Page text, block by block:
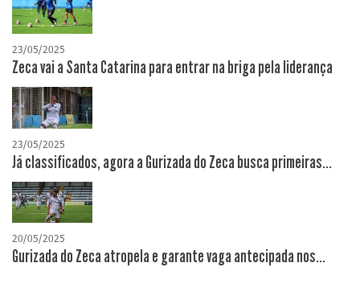
23/05/2025
Zeca vai a Santa Catarina para entrar na briga pela liderança
23/05/2025
Já classificados, agora a Gurizada do Zeca busca primeiras...
20/05/2025
Gurizada do Zeca atropela e garante vaga antecipada nos...